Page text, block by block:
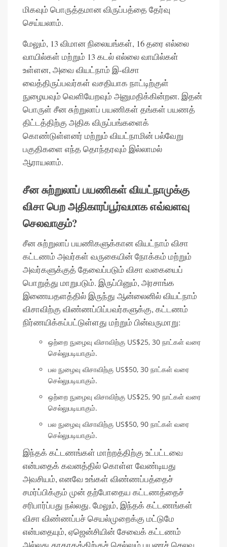
மிகவும் பொருத்தமான விருப்பத்தை தேர்வு
செய்யலாம்.
மேலும், 13 விமான நிலையங்கள், 16 தரை எல்லை
வாயில்கள் மற்றும் 13 கடல் எல்லை வாயில்கள்
உள்ளன, அவை வியட்நாம் இ-விசா
வைத்திருப்பவர்கள் வசதியாக நாட்டிற்குள்
நுழையவும் வெளியேறவும் அனுமதிக்கின்றன. இதன்
பொருள் சீன சுற்றுலாப் பயணிகள் தங்கள் பயணத்
திட்டத்திற்கு அதிக விருப்பங்களைக்
கொண்டுள்ளனர் மற்றும் வியட்நாமின் பல்வேறு
பகுதிகளை எந்த தொந்தரவும் இல்லாமல்
ஆராயலாம்.
சீன சுற்றுலாப் பயணிகள் வியட்நாமுக்கு
விசா பெற அதிகாரப்பூர்வமாக எவ்வளவு
செலவாகும்?
சீன சுற்றுலாப் பயணிகளுக்கான வியட்நாம் விசா
கட்டணம் அவர்கள் வருகையின் நோக்கம் மற்றும்
அவர்களுக்குத் தேவைப்படும் விசா வகையைப்
பொறுத்து மாறுபடும். இருப்பினும், அரசாங்க
இணையதளத்தில் இருந்து ஆன்லைனில் வியட்நாம்
விசாவிற்கு விண்ணப்பிப்பவர்களுக்கு, கட்டணம்
நிர்ணயிக்கப்பட்டுள்ளது மற்றும் பின்வருமாறு:
ஒற்றை நுழைவு விசாவிற்கு US$25, 30 நாட்கள் வரை
செல்லுபடியாகும்.
பல நுழைவு விசாவிற்கு US$50, 30 நாட்கள் வரை
செல்லுபடியாகும்.
ஒற்றை நுழைவு விசாவிற்கு US$25, 90 நாட்கள் வரை
செல்லுபடியாகும்.
பல நுழைவு விசாவிற்கு US$50, 90 நாட்கள் வரை
செல்லுபடியாகும்.
இந்தக் கட்டணங்கள் மாற்றத்திற்கு உட்பட்டவை
என்பதைக் கவனத்தில் கொள்ள வேண்டியது
அவசியம், எனவே உங்கள் விண்ணப்பத்தைச்
சமர்ப்பிக்கும் முன் தற்போதைய கட்டணத்தைச்
சரிபார்ப்பது நல்லது. மேலும், இந்தக் கட்டணங்கள்
விசா விண்ணப்பச் செயல்முறைக்கு மட்டுமே
என்பதையும், ஏஜென்சியின் சேவைக் கட்டணம்
அல்லது தூதரகத்திற்குச் செல்லும் பயணச் செலவு